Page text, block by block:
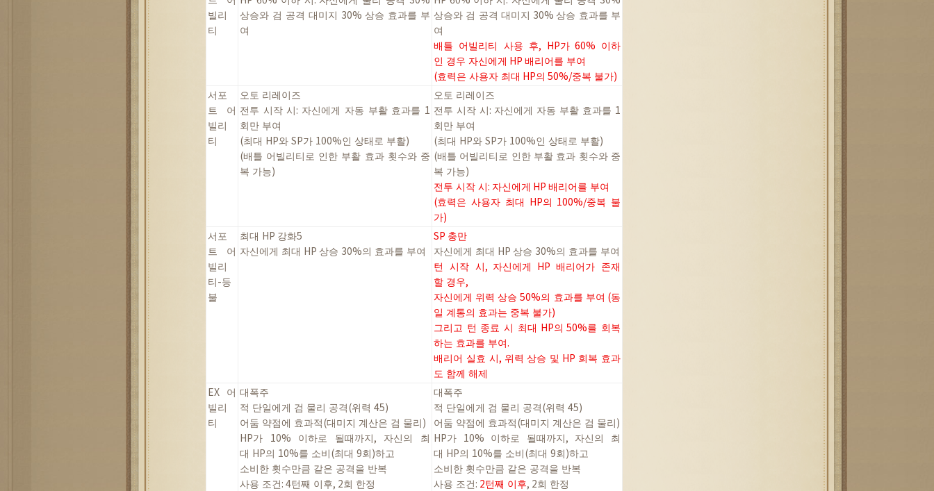
빌리
티
상승와 검 공격 대미지 30% 상승 효과를 부
여
상승와 검 공격 대미지 30% 상승 효과를 부
여
배틀 어빌리티 사용 후, HP가 60% 이하
인 경우 자신에게 HP 배리어를 부여
(효력은 사용자 최대 HP의 50%/중복 불가)
서포
트
어
빌리
티
오토 리레이즈
전투 시작 시: 자신에게 자동 부활 효과를 1
회만 부여
(최대 HP와 SP가 100%인 상태로 부활)
(배틀 어빌리티로 인한 부활 효과 횟수와 중
복 가능)
오토 리레이즈
전투 시작 시: 자신에게 자동 부활 효과를 1
회만 부여
(최대 HP와 SP가 100%인 상태로 부활)
(배틀 어빌리티로 인한 부활 효과 횟수와 중
복 가능)
전투 시작 시: 자신에게 HP 배리어를 부여
(효력은 사용자 최대 HP의 100%/중복 불
가)
서포
트
어
빌리
티-등
불
최대 HP 강화5
자신에게 최대 HP 상승 30%의 효과를 부여
SP 충만
자신에게 최대 HP 상승 30%의 효과를 부여
턴 시작 시, 자신에게 HP배리어가 존재
할 경우,
자신에게 위력 상승 50%의 효과를 부여 (동
일 계통의 효과는 중복 불가)
그리고 턴 종료 시 최대 HP의 50%를 회복
하는 효과를 부여.
배리어 실효 시, 위력 상승 및 HP 회복 효과
도 함께 해제
EX 어
빌리
티
대폭주
적 단일에게 검 물리 공격(위력 45)
어둠 약점에 효과적(대미지 계산은 검 물리)
HP가 10% 이하로 될때까지, 자신의
최
대 HP의 10%를 소비(최대 9회)하고
소비한 횟수만큼 같은 공격을 반복
사용 조건: 4턴째 이후, 2회 한정
대폭주
적 단일에게 검 물리 공격(위력 45)
어둠 약점에 효과적(대미지 계산은 검 물리)
HP가 10% 이하로 될때까지, 자신의
최
대 HP의 10%를 소비(최대 9회)하고
소비한 횟수만큼 같은 공격을 반복
사용 조건: 2턴째 이후, 2회 한정